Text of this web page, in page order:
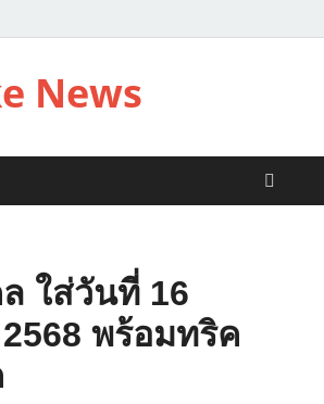
News
ใส่วันที่ 16
พร้อมทริค